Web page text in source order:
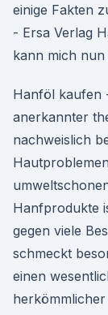
einige Fakten
- Ersa Verlag
kann mich
Hanföl kaufen
anerkannter
nachweislich
Hanfprodukte
gegen viele
schmeckt
einen